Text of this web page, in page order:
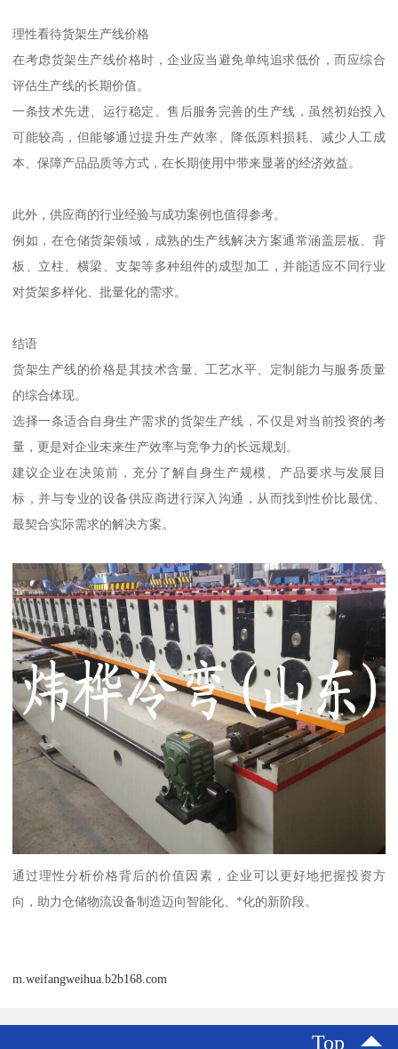
理性看待货架生产线价格
在考虑货架生产线价格时，企业应当避免单纯追求低价，而应综合
评估生产线的长期价值。
一条技术先进、运行稳定、售后服务完善的生产线，虽然初始投入
可能较高，但能够通过提升生产效率、降低原料损耗、减少人工成
本、保障产品品质等方式，在长期使用中带来显著的经济效益。
此外，供应商的行业经验与成功案例也值得参考。
例如，在仓储货架领域，成熟的生产线解决方案通常涵盖层板、背
板、立柱、横梁、支架等多种组件的成型加工，并能适应不同行业
对货架多样化、批量化的需求。
结语
货架生产线的价格是其技术含量、工艺水平、定制能力与服务质量
的综合体现。
选择一条适合自身生产需求的货架生产线，不仅是对当前投资的考
量，更是对企业未来生产效率与竞争力的长远规划。
建议企业在决策前，充分了解自身生产规模、产品要求与发展目
标，并与专业的设备供应商进行深入沟通，从而找到性价比最优、
最契合实际需求的解决方案。
通过理性分析价格背后的价值因素，企业可以更好地把握投资方
向，助力仓储物流设备制造迈向智能化、*化的新阶段。
m.weifangweihua.b2b168.com
Top